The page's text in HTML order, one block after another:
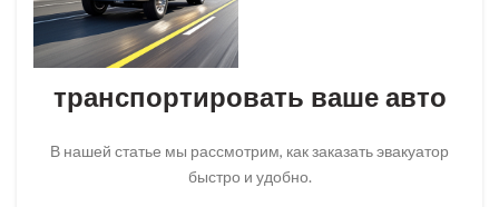
транспортировать ваше авто
В нашей статье мы рассмотрим, как заказать эвакуатор
быстро и удобно.